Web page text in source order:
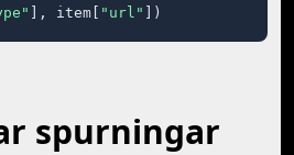
], item[ "url" ])
spurningar